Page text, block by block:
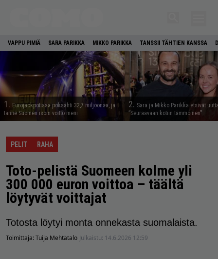
VAPPU PIMIÄ SARA PARIKKA MIKKO PARIKKA TANSSII TÄHTIEN KANSSA
1. Eurojackpotissa poksahti 32,7 miljoonaa, ja
tänne Suomen isoin voitto meni
2. Sara ja Mikko Parikka etsivät
”Seuraavaan kotiin tämmöinen”
PELIT RAHA
Toto-pelistä Suomeen kolme yli
300 000 euron voittoa – täältä
löytyvät voittajat
Totosta löytyi monta onnekasta suomalaista.
Toimittaja:Tuija Mehtätalo Julkaistu: 14.6.2026 12:59